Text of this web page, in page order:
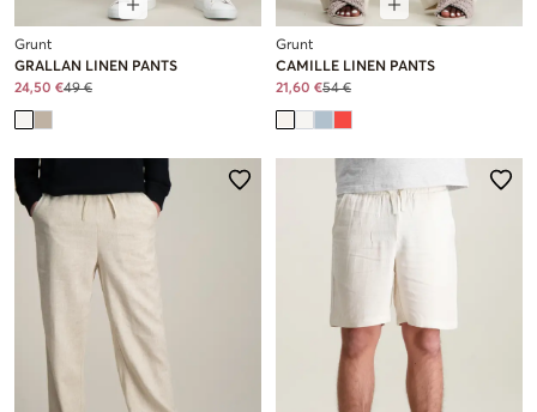
Grunt
GRALLAN LINEN PANTS
24,50 €49 €
Grunt
CAMILLE LINEN PANTS
21,60 €54 €